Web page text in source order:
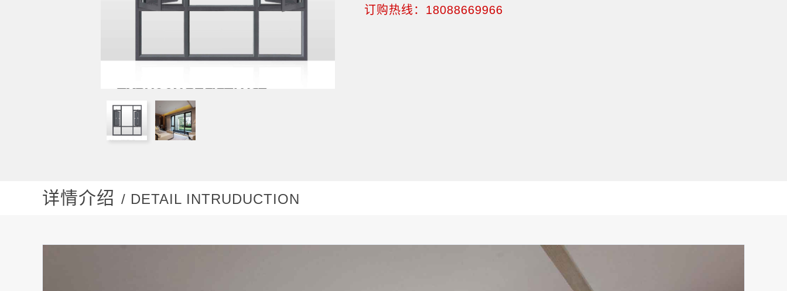
订购热线：18088669966
详情介绍 / DETAIL INTRUDUCTION